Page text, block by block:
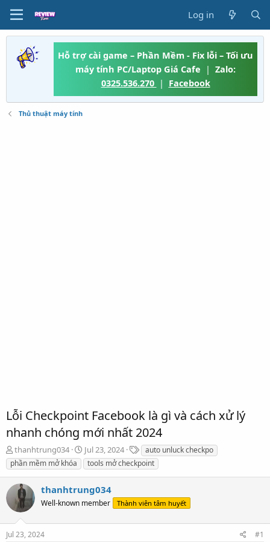
Log in
Hỗ trợ cài game – Phần Mềm - Fix lỗi – Tối ưu
máy tính PC/Laptop Giá Cafe | Zalo:
0325.536.270 | Facebook
Thủ thuật máy tính
Lỗi Checkpoint Facebook là gì và cách xử lý
nhanh chóng mới nhất 2024
T
h
r
e
a
d
s
t
a
thanhtrung034
S
t
a
t
d
t
Jul 23, 2024
T
a
g
auto unluck checkpo
phần mềm mở khóa
tools mở checkpoint
thanhtrung034
Well-known member Thành viên tâm huyết
Jul 23, 2024 #1